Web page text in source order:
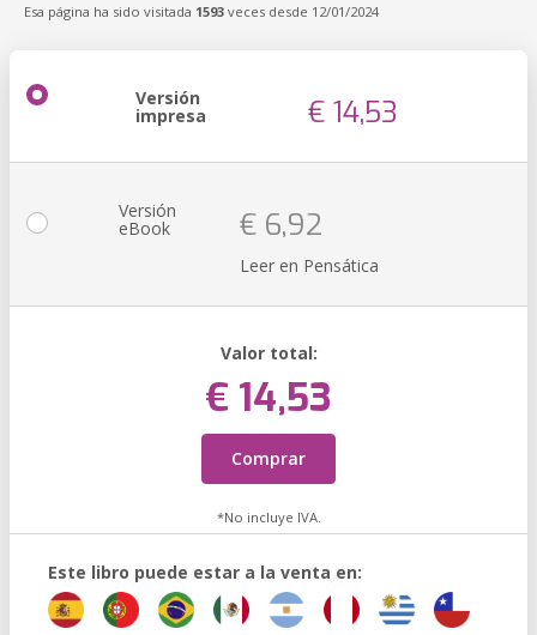
Esa página ha sido visitada 1593 veces desde 12/01/2024
Versión
impresa € 14,53
Versión
eBook € 6,92
Leer en Pensática
Valor total:
€ 14,53
Comprar
*No incluye IVA.
Este libro puede estar a la venta en: